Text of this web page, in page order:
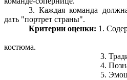
3. Каждая команда
дать "портрет страны".
Критерии оценки: 1.
2. Костюмы
костюма.
3. Традиции,
4.
5.